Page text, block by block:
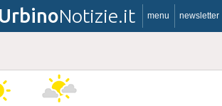
Notizie.it menu newsletter